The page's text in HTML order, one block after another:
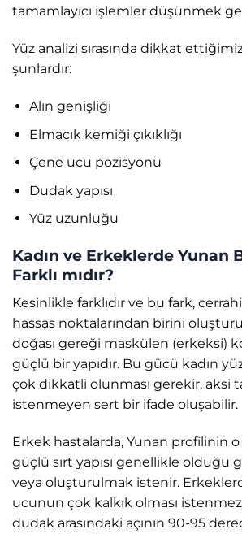
tamamlayıcı işlemler düşünmek
Yüz analizi sırasında dikkat
şunlardır:
Alın genişliği
Elmacık kemiği çıkıklığı
Çene ucu pozisyonu
Dudak yapısı
Yüz uzunluğu
Kadın ve Erkeklerde Yunan
Farklı mıdır?
Kesinlikle farklıdır ve bu fark,
hassas noktalarından birini
doğası gereği maskülen (erkeksi)
güçlü bir yapıdır. Bu gücü kadın
çok dikkatli olunması gerekir, aksi
istenmeyen sert bir ifade oluşabilir.
Erkek hastalarda, Yunan profilinin
güçlü sırt yapısı genellikle olduğu
veya oluşturulmak istenir.
ucunun çok kalkık olması
dudak arasındaki açının 90-95